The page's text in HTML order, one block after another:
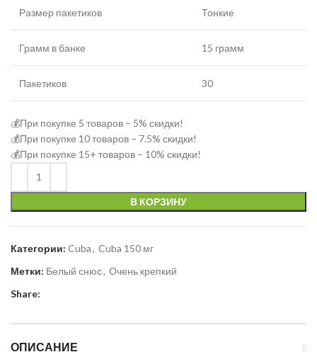
Размер пакетиков Тонкие
Грамм в банке 15 грамм
Пакетиков 30
💰При покупке 5 товаров – 5% скидки!
💰При покупке 10 товаров – 7.5% скидки!
💰При покупке 15+ товаров – 10% скидки!
В КОРЗИНУ
Категории: Cuba, Cuba 150 мг
Метки: Белый снюс, Очень крепкий
Share:
ОПИСАНИЕ